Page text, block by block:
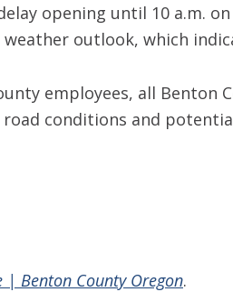
opening until 10 a.m. on
outlook, which
employees, all Benton
conditions and
| Benton County Oregon.